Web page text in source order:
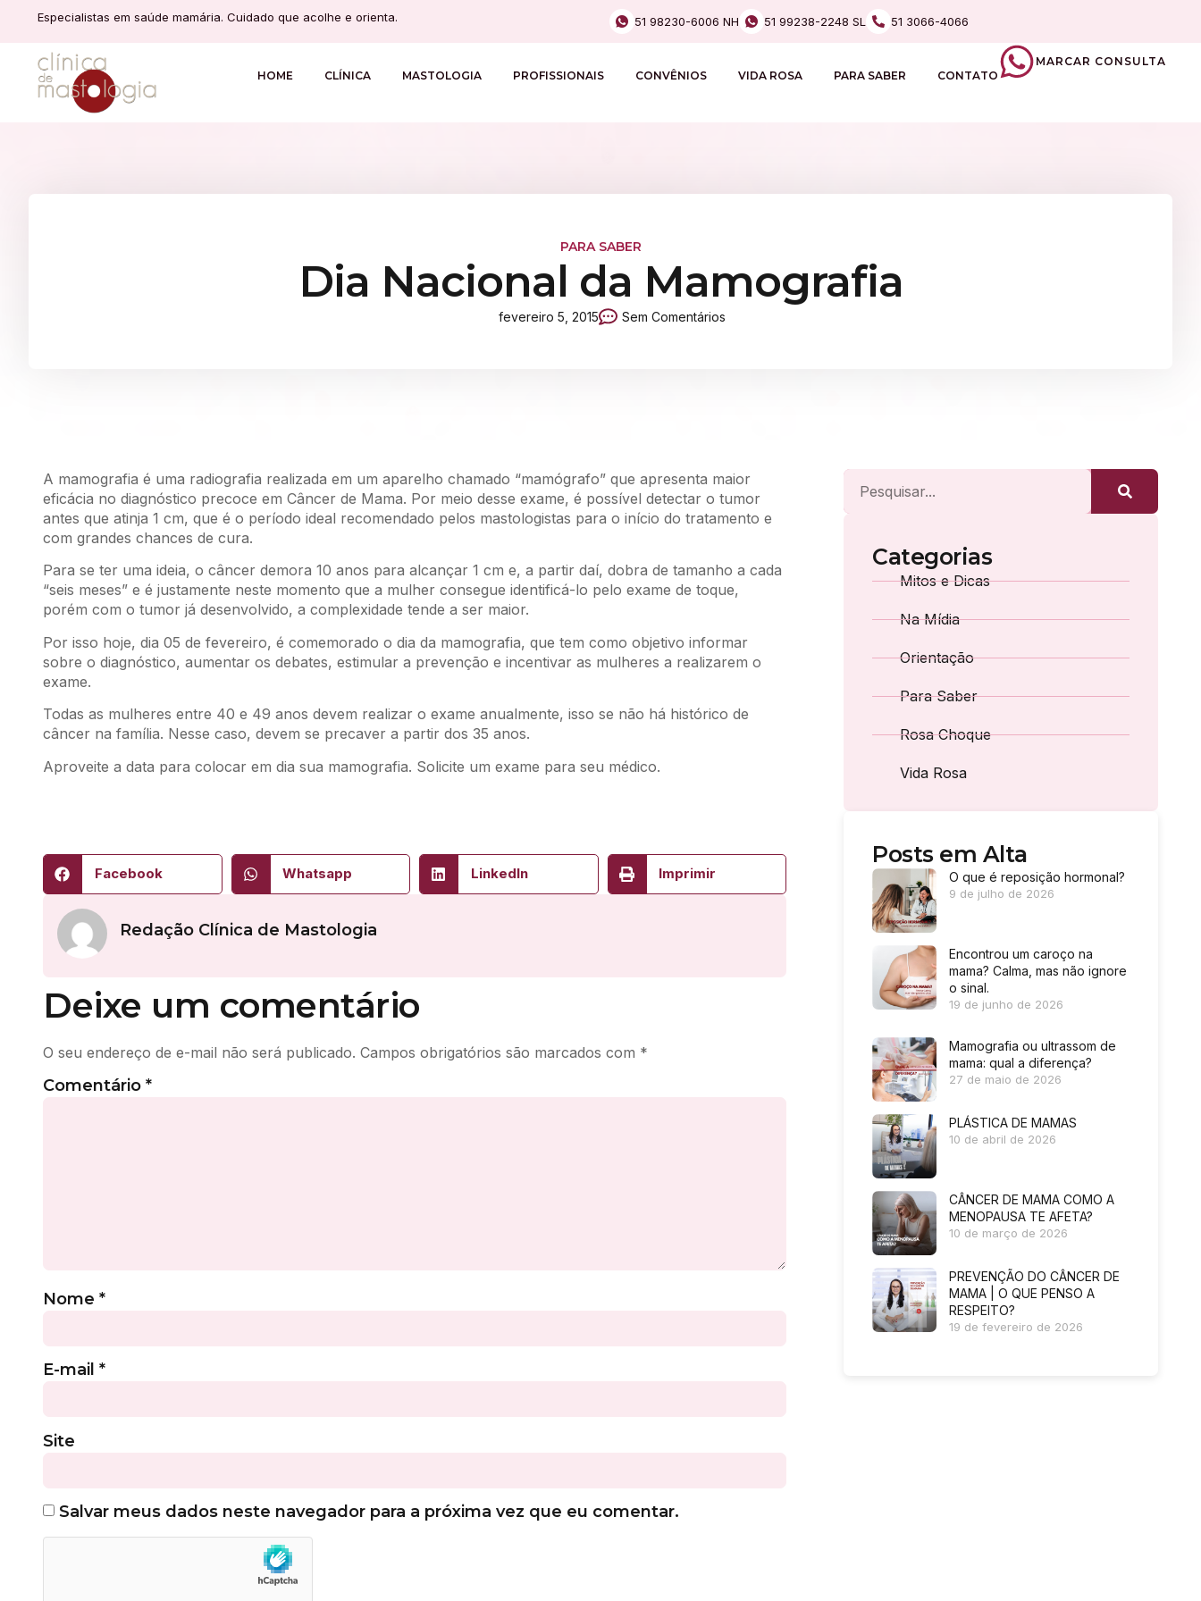
Especialistas em saúde mamária. Cuidado que acolhe e orienta. 51 98230-6006 NH 51 99238-2248 SL 51 3066-4066
HOME CLÍNICA MASTOLOGIA PROFISSIONAIS CONVÊNIOS VIDA ROSA PARA SABER CONTATO
MARCAR CONSULTA
PARA SABER
Dia Nacional da Mamografia
fevereiro 5, 2015 Sem Comentários
A mamografia é uma radiografia realizada em um aparelho chamado “mamógrafo” que apresenta maior
eficácia no diagnóstico precoce em Câncer de Mama. Por meio desse exame, é possível detectar o tumor
antes que atinja 1 cm, que é o período ideal recomendado pelos mastologistas para o início do tratamento e
com grandes chances de cura.
Para se ter uma ideia, o câncer demora 10 anos para alcançar 1 cm e, a partir daí, dobra de tamanho a cada
“seis meses” e é justamente neste momento que a mulher consegue identificá-lo pelo exame de toque,
porém com o tumor já desenvolvido, a complexidade tende a ser maior.
Por isso hoje, dia 05 de fevereiro, é comemorado o dia da mamografia, que tem como objetivo informar
sobre o diagnóstico, aumentar os debates, estimular a prevenção e incentivar as mulheres a realizarem o
exame.
Todas as mulheres entre 40 e 49 anos devem realizar o exame anualmente, isso se não há histórico de
câncer na família. Nesse caso, devem se precaver a partir dos 35 anos.
Aproveite a data para colocar em dia sua mamografia. Solicite um exame para seu médico.
Facebook Whatsapp LinkedIn Imprimir
Redação Clínica de Mastologia
Deixe um comentário
O seu endereço de e-mail não será publicado. Campos obrigatórios são marcados com *
Comentário *
Nome *
E-mail *
Site
Salvar meus dados neste navegador para a próxima vez que eu comentar.
Categorias
Mitos e Dicas
Na Mídia
Orientação
Para Saber
Rosa Choque
Vida Rosa
Posts em Alta
O que é reposição hormonal?
9 de julho de 2026
Encontrou um caroço na
mama? Calma, mas não ignore
o sinal.
19 de junho de 2026
Mamografia ou ultrassom de
mama: qual a diferença?
27 de maio de 2026
PLÁSTICA DE MAMAS
10 de abril de 2026
CÂNCER DE MAMA COMO A
MENOPAUSA TE AFETA?
10 de março de 2026
PREVENÇÃO DO CÂNCER DE
MAMA | O QUE PENSO A
RESPEITO?
19 de fevereiro de 2026